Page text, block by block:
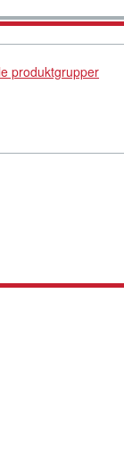
produktgrupper